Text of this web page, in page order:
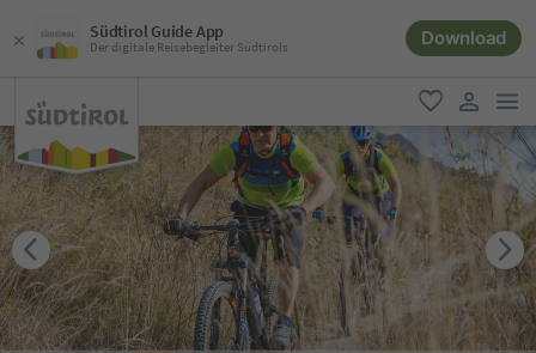
Südtirol Guide App
Der digitale Reisebegleiter Südtirols Download
favorit
user link